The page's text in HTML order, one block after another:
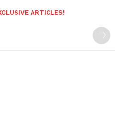
ARTICLES!